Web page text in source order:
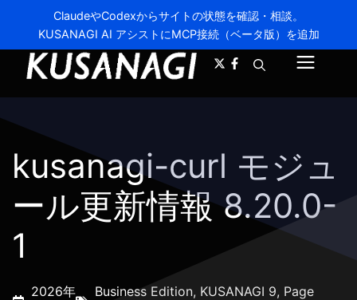
ClaudeやCodexからサイトの状態を確認・相談。
KUSANAGI AI アシストにMCP接続（ベータ版）を追加
ニ
ー
kusanagi-curl モジュ
ール更新情報 8.20.0-
1
2026年
Business Edition, KUSANAGI 9, Page
A- A+